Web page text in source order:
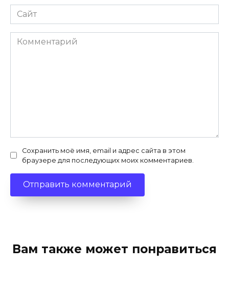
Сайт
Комментарий
Сохранить моё имя, email и адрес сайта в этом
браузере для последующих моих комментариев.
Вам также может понравиться